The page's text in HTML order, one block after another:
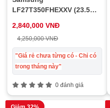
LF27T350FHEXXV (23.5
250cd/m2/ 5ms/ 75Hz), bảo
hành 24 tháng
2,840,000 VNĐ
4,250,000 VNĐ
"Giá rẻ chưa từng có - Chỉ có
trong tháng này"
0 đánh giá